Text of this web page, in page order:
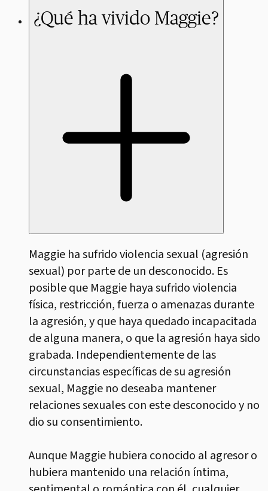
¿Qué ha vivido Maggie?
Maggie ha sufrido violencia sexual (agresión
sexual) por parte de un desconocido. Es
posible que Maggie haya sufrido violencia
física, restricción, fuerza o amenazas durante
la agresión, y que haya quedado incapacitada
de alguna manera, o que la agresión haya sido
grabada. Independientemente de las
circunstancias específicas de su agresión
sexual, Maggie no deseaba mantener
relaciones sexuales con este desconocido y no
dio su consentimiento.
Aunque Maggie hubiera conocido al agresor o
hubiera mantenido una relación íntima,